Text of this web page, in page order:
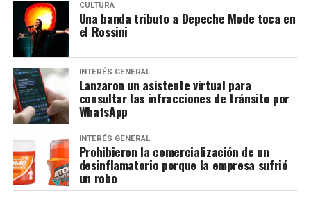
CULTURA
Una banda tributo a Depeche Mode toca en
el Rossini
INTERÉS GENERAL
Lanzaron un asistente virtual para
consultar las infracciones de tránsito por
WhatsApp
INTERÉS GENERAL
Prohibieron la comercialización de un
desinflamatorio porque la empresa sufrió
un robo